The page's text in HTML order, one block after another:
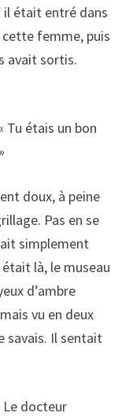
était entré dans
femme, puis
avait sortis.
Tu étais un bon
doux, à peine
Pas en se
simplement
là, le museau
d’ambre
vu en deux
savais. Il sentait
docteur